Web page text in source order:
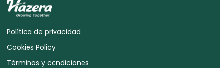
Política de privacidad
Cookies Policy
Términos y condiciones